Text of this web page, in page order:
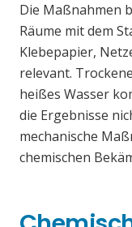
Die Maßnahmen
Räume mit dem
Klebepapier,
relevant.
heißes Wasser
die Ergebnisse
mechanische
chemischen